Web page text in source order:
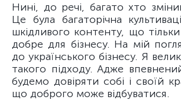
Нині, до речі, багато хто
Це була багаторічна
шкідливого контенту, що
добре для бізнесу. На мій
до українського бізнесу. Я
такого підходу. Адже
будемо довіряти собі і своїй
що доброго може відбуватися.